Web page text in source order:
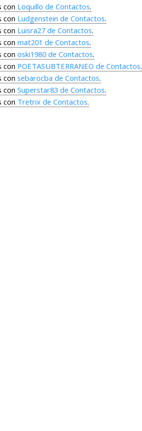
con Loquillo de Contactos.
con Ludgenstein de Contactos.
con Luisra27 de Contactos.
conmat201 de Contactos.
conoski1980 de Contactos.
con POETASUBTERRANEO de Contactos.
consebarocba de Contactos.
conSuperstar83 de Contactos.
con Tretrix de Contactos.